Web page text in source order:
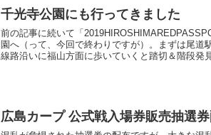
千光寺公園にも行ってきました
前の記事に続いて「
園へ（って、今回で終わりですが）。まずは尾道
線路沿いに福山方面に歩いていくと踏切＆階段発
広島カープ 公式戦入場券販売抽選